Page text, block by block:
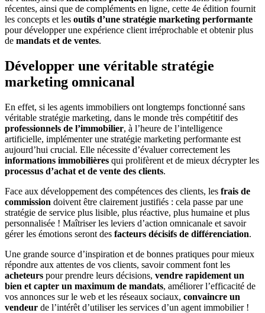
récentes, ainsi que de compléments en ligne, cette 4e édition fournit
les concepts et les outils d’une stratégie marketing performante
pour développer une expérience client irréprochable et obtenir plus
de mandats et de ventes.
Développer une véritable stratégie
marketing omnicanal
En effet, si les agents immobiliers ont longtemps fonctionné sans
véritable stratégie marketing, dans le monde très compétitif des
professionnels de l’immobilier, à l’heure de l’intelligence
artificielle, implémenter une stratégie marketing performante est
aujourd’hui crucial. Elle nécessite d’évaluer correctement les
informations immobilières qui prolifèrent et de mieux décrypter les
processus d’achat et de vente des clients.
Face aux développement des compétences des clients, les frais de
commission doivent être clairement justifiés : cela passe par une
stratégie de service plus lisible, plus réactive, plus humaine et plus
personnalisée ! Maîtriser les leviers d’action omnicanale et savoir
gérer les émotions seront des facteurs décisifs de différenciation.
Une grande source d’inspiration et de bonnes pratiques pour mieux
répondre aux attentes de vos clients, savoir comment font les
acheteurs pour prendre leurs décisions, vendre rapidement un
bien et capter un maximum de mandats, améliorer l’efficacité de
vos annonces sur le web et les réseaux sociaux, convaincre un
vendeur de l’intérêt d’utiliser les services d’un agent immobilier !